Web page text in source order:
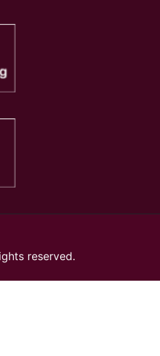
reserved.